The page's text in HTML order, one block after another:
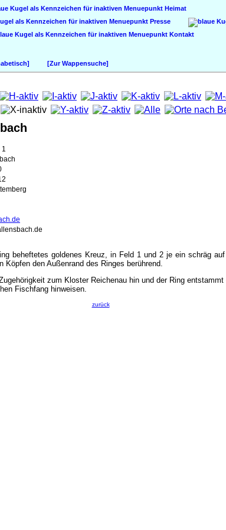
Heimat
Presse
Kontakt
[Zur Wappensuche]
beheftetes goldenes Kreuz, in Feld 1 und 2 je ein schräg
den Außenrand des Ringes berührend.
zum Kloster Reichenau hin und der Ring
Fischfang hinweisen.
zurück